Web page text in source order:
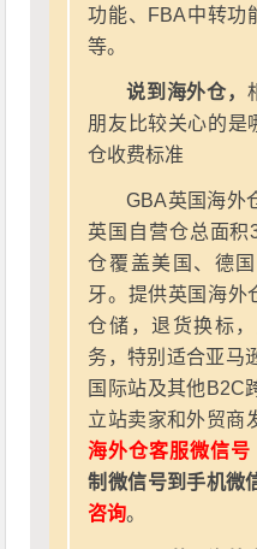
功能、FBA中转功
等。
说到海外仓，
朋友比较关心的是
仓收费标准
GBA英国海外
英国自营仓总面积
仓覆盖美国、德
牙。提供英国海外
仓储，退货换标
务，特别适合亚马
国际站及其他B2C
立站卖家和外贸商
海外仓客服微信号
制微信号到手机微
咨询。